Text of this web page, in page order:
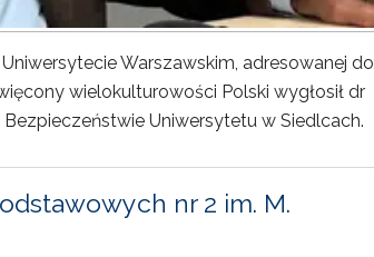
Warszawskim, adresowanej do
wielokulturowości Polski wygłosił dr
Uniwersytetu w Siedlcach.
nr 2 im. M.